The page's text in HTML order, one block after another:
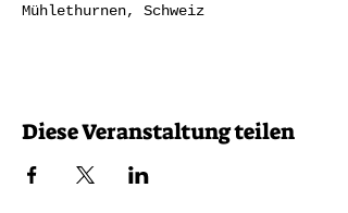
Mühlethurnen, Schweiz
Diese Veranstaltung teilen